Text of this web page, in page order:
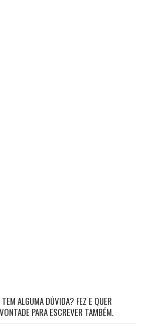
ALGUMA DÚVIDA? FEZ E QUER
PARA ESCREVER TAMBÉM.